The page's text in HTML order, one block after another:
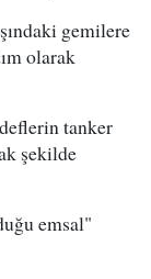
gemilere
olarak
tanker
şekilde
emsal"